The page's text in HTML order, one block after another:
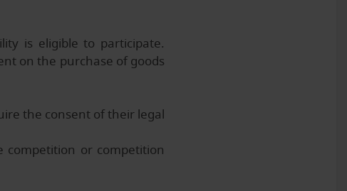
is eligible to participate.
on the purchase of goods
the consent of their legal
or competition